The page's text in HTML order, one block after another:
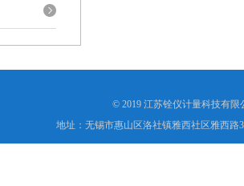
© 2019 江苏铨仪计量科技有限
地址：无锡市惠山区洛社镇雅西社区雅西路